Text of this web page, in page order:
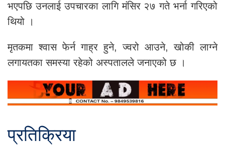
भएपछि उनलाई उपचारका लागि मंसिर २७ गते भर्ना गरिएको
थियो ।
मृतकमा श्वास फेर्न गाह्र हुने, ज्वरो आउने, खोकी लाग्ने
लगायतका समस्या रहेको अस्पतालले जनाएको छ ।
प्रतिक्रिया